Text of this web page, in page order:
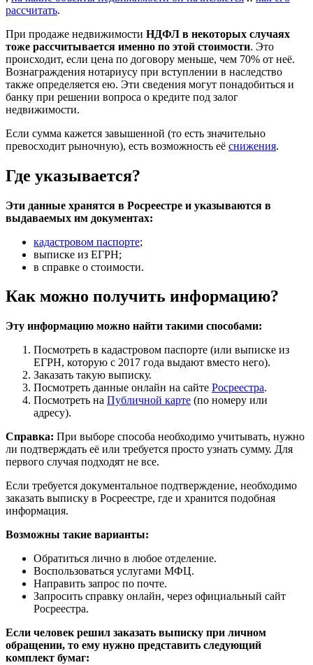
рассчитать.
При продаже недвижимости НДФЛ в некоторых случаях
тоже рассчитывается именно по этой стоимости. Это
происходит, если цена по договору меньше, чем 70% от неё.
Вознаграждения нотариусу при вступлении в наследство
также определяется ею. Эти сведения могут понадобиться и
банку при решении вопроса о кредите под залог
недвижимости.
Если сумма кажется завышенной (то есть значительно
превосходит рыночную), есть возможность её снижения.
Где указывается?
Эти данные хранятся в Росреестре и указываются в
выдаваемых им документах:
кадастровом паспорте;
выписке из ЕГРН;
в справке о стоимости.
Как можно получить информацию?
Эту информацию можно найти такими способами:
Посмотреть в кадастровом паспорте (или выписке из
ЕГРН, которую с 2017 года выдают вместо него).
Заказать такую выписку.
Посмотреть данные онлайн на сайте Росреестра.
Посмотреть на Публичной карте (по номеру или
адресу).
Справка: При выборе способа необходимо учитывать, нужно
ли подтверждать её или требуется просто узнать сумму. Для
первого случая подходят не все.
Если требуется документальное подтверждение, необходимо
заказать выписку в Росреестре, где и хранится подобная
информация.
Возможны такие варианты:
Обратиться лично в любое отделение.
Воспользоваться услугами МФЦ.
Направить запрос по почте.
Запросить справку онлайн, через официальный сайт
Росреестра.
Если человек решил заказать выписку при личном
обращении, то ему нужно представить следующий
комплект бумаг: